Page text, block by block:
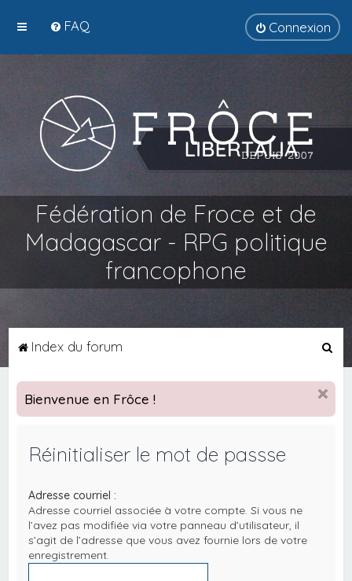
FAQ Connexion
Fédération de Froce et de
Madagascar - RPG politique
francophone
Index du forum
c
h
Bienvenue en Frôce !
Réinitialiser le mot de passse
Adresse courriel :
Adresse courriel associée à votre compte. Si vous ne
l’avez pas modifiée via votre panneau d’utilisateur, il
s’agit de l’adresse que vous avez fournie lors de votre
enregistrement.